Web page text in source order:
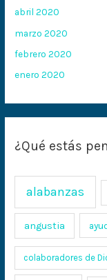
abril 2020
marzo 2020
febrero 2020
enero 2020
¿Qué estás
alabanzas
angustia
colaboradores de